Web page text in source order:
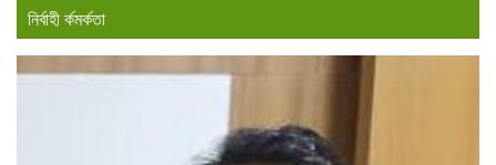
নির্বাহী র্কমর্কতা